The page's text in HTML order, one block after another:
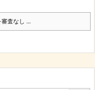
査なし ...